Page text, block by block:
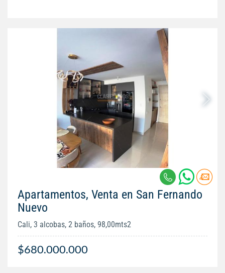
Apartamentos, Venta en San Fernando
Nuevo
Cali, 3 alcobas, 2 baños, 98,00mts2
$680.000.000